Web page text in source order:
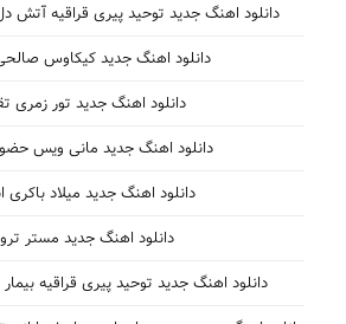
دانلود اهنگ جدید توحید پیری قراقیه
دانلود اهنگ جدید کیکاوس
دانلود اهنگ جدید تور زمری
دانلود اهنگ جدید مانی ویس
دانلود اهنگ جدید میلاد باکری
دانلود اهنگ جدید مستر
دانلود اهنگ جدید توحید پیری قراقیه